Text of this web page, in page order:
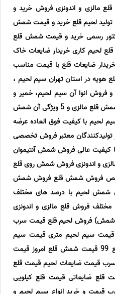
مالزی و اندونزی فروش خرید و
تولید لحیم قلع خرید و قیمت شمش
کیلویی با فاکتور رسمی خرید و قیمت شمش قلع
لحیم کاری خریدار ضایعات خاک
ضایعات قلع با قیمت مناسب
هویه در استان تهران سیم لحیم ،
انوا آن سیم لحیم، خمیر و
ساچمه قلع شمش سرب آنتیموان شمش قلع مالزی و 5 ویژگی آن شمش
لحیم با کیفیت فوق العاده عرضه
معتبر فروش تخصصی
کیفیت عالی فروش شمش آنتیموان
و اندونزی فروش شمش روی قلع
فروش شمش قلع فروش شمش
شمش لحیم با درصد های مختلف
فروش قلع مالزی و اندونزی
و شمش) فروش لحیم قلع قیمت سرب
قیمت سیم لحیم متری قیمت سیم
لحیم یک کیلویی قیمت شمش قلع 99 قیمت شمش قلع امروز قیمت
قیمت ضایعات لحیم قیمت قلع
قلع ضایعاتی قیمت قلع کیلویی